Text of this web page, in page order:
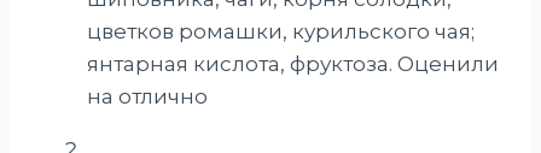
цветков ромашки, курильского чая;
янтарная кислота, фруктоза. Оценили
на отлично